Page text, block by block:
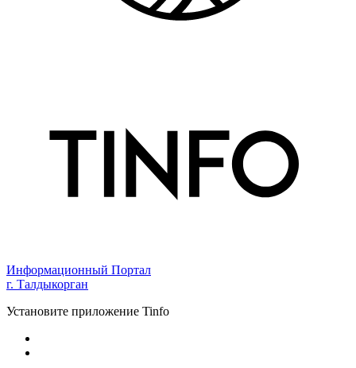
Информационный Портал
г. Талдыкорган
Установите приложение Tinfo